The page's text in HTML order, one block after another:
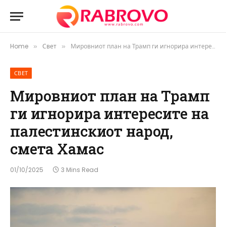
Home » Свет » Мировниот план на Трамп ги игнорира интересите на палестинскиот народ, смета Хамас
СВЕТ
Мировниот план на Трамп
ги игнорира интересите на
палестинскиот народ,
смета Хамас
01/10/2025 3 Mins Read